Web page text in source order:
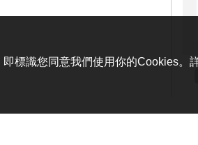
標識您同意我們使用你的Cookies。